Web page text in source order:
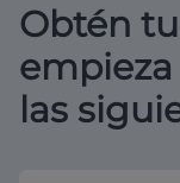
Obtén
las